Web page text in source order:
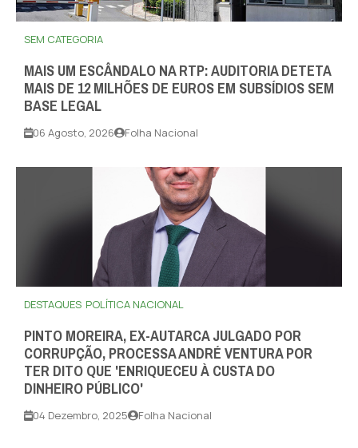
SEM CATEGORIA
MAIS UM ESCÂNDALO NA RTP: AUDITORIA DETETA
MAIS DE 12 MILHÕES DE EUROS EM SUBSÍDIOS SEM
BASE LEGAL
06 Agosto, 2026 Folha Nacional
DESTAQUES POLÍTICA NACIONAL
PINTO MOREIRA, EX-AUTARCA JULGADO POR
CORRUPÇÃO, PROCESSA ANDRÉ VENTURA POR
TER DITO QUE 'ENRIQUECEU À CUSTA DO
DINHEIRO PÚBLICO'
04 Dezembro, 2025 Folha Nacional